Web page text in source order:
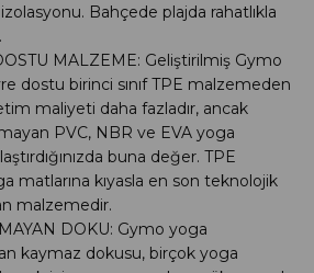
Bahçede plajda rahatlıkla
MALZEME: Geliştirilmiş Gymo
dostu birinci sınıf TPE malzemeden
maliyeti daha fazladır, ancak
PVC, NBR ve EVA yoga
buna değer. TPE
matlarına kıyasla en son teknolojik
malzemedir.
DOKU: Gymo yoga
kaymaz dokusu, birçok yoga